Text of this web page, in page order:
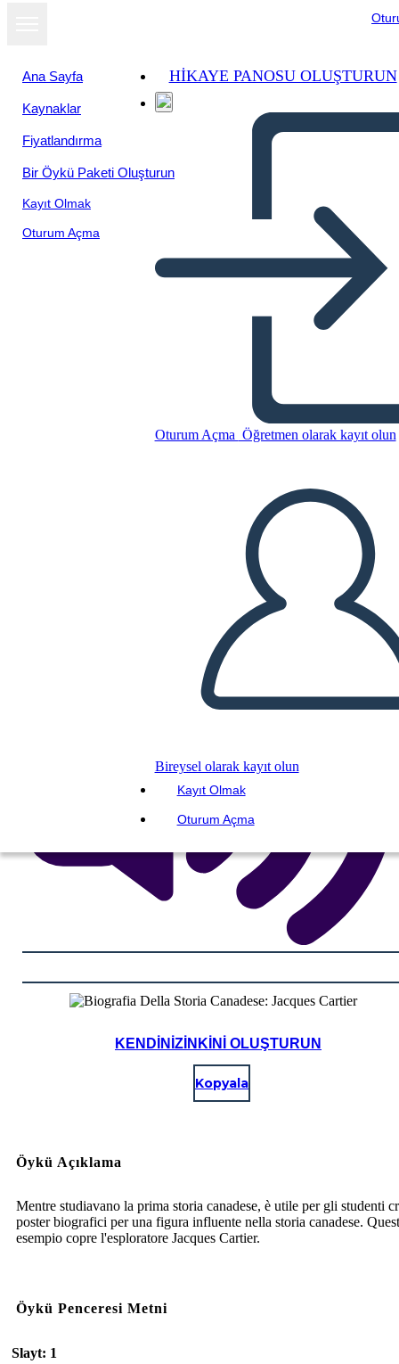
Ana Sayfa
Kaynaklar
Fiyatlandırma
Bir Öykü Paketi Oluşturun
Kayıt Olmak
Oturum Açma
HIKAYE PANOSU OLUŞTURUN
Oturum Açma Öğretmen olarak kayıt olun
Bireysel olarak kayıt olun
Kayıt Olmak
Oturum Açma
Biografia Della Storia
Canadese: Jacques Cartier
Bu Öykü Panosunu kopyala
BİR HİKAYE PANOSU OLUŞTUR
SLAYT GÖSTERİSİNİ OYNAT
BENİ OKU
KENDINIZINKINI OLUŞTURUN
Kopyala
Öykü Açıklama
Mentre studiavano la prima storia canadese, è utile per gli studenti
poster biografici per una figura influente nella storia canadese.
esempio copre l'esploratore Jacques Cartier.
Öykü Penceresi Metni
Slayt: 1